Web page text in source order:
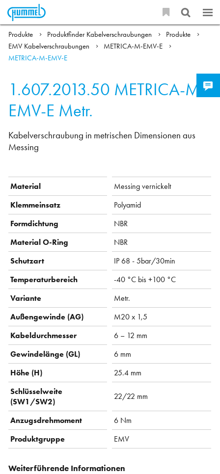
Produkte Produktfinder Kabelverschraubungen
Produkte
EMV Kabelverschraubungen
METRICA-M-EMV-E
METRICA-M-EMV-E
1.607.2013.50 METRICA-M-
EMV-E Metr.
Kabelverschraubung in metrischen Dimensionen aus
Messing
Material
Messing vernickelt
Klemmeinsatz
Polyamid
Formdichtung
NBR
Material O-Ring
NBR
Schutzart
IP 68 - 5bar/30min
Temperaturbereich
-40 °C bis +100 °C
Variante
Metr.
Außengewinde (AG)
M20 x 1,5
Kabeldurchmesser
6 – 12 mm
Gewindelänge (GL)
6 mm
Höhe (H)
25.4 mm
Schlüsselweite
(SW1/SW2)
22/22 mm
Anzugsdrehmoment
6 Nm
Produktgruppe
EMV
Weiterführende Informationen